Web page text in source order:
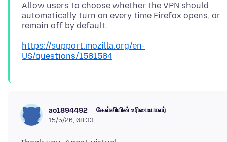
Allow users to choose whether the VPN should
automatically turn on every time Firefox opens, or
https://support.mozilla.org/en-
US/questions/1581584
ao1894492 கேள்வியின் உரிமையாளர்
15/5/26, 08:33